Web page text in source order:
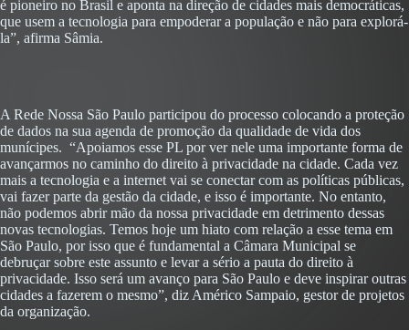
é pioneiro no Brasil e aponta na direção de cidades mais democráticas,
que usem a tecnologia para empoderar a população e não para explorá-
la”, afirma Sâmia.
A Rede Nossa São Paulo participou do processo colocando a proteção
de dados na sua agenda de promoção da qualidade de vida dos
munícipes. “Apoiamos esse PL por ver nele uma importante forma de
avançarmos no caminho do direito à privacidade na cidade. Cada vez
mais a tecnologia e a internet vai se conectar com as políticas públicas,
vai fazer parte da gestão da cidade, e isso é importante. No entanto,
não podemos abrir mão da nossa privacidade em detrimento dessas
novas tecnologias. Temos hoje um hiato com relação a esse tema em
São Paulo, por isso que é fundamental a Câmara Municipal se
debruçar sobre este assunto e levar a sério a pauta do direito à
privacidade. Isso será um avanço para São Paulo e deve inspirar outras
cidades a fazerem o mesmo”, diz Américo Sampaio, gestor de projetos
da organização.